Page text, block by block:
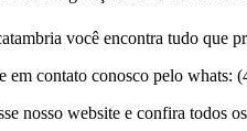
você encontra tudo que
em contato conosco pelo whats:
nosso website e confira todos